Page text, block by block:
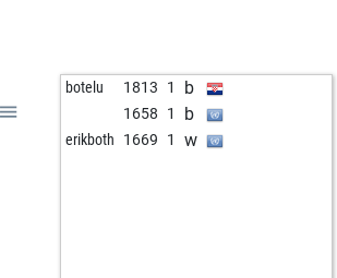
botelu 1813 1 b
1658 1 b
erikboth 1669 1 w